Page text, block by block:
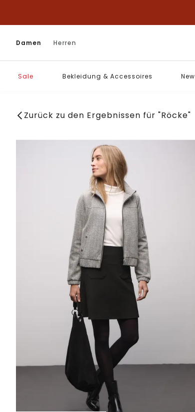
Damen Herren
Sale Bekleidung & Accessoires New
Zurück zu den Ergebnissen für "Röcke"